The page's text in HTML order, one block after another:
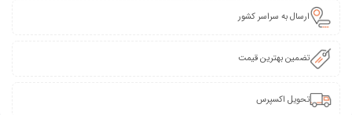
ارسال به سراسر کشور
تضمین بهترین قیمت
تحویل اکسپرس